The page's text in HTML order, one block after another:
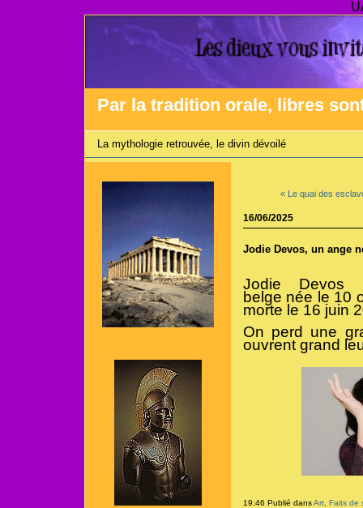
Par la tradition orale, libres
La mythologie retrouvée, le divin dévoilé
« Le quai des
16/06/2025
Jodie Devos, un ange
Jodie Devos
belge née le 10
morte le 16 juin
On perd une
ouvrent grand
19:46 Publié dansArt, Faits de